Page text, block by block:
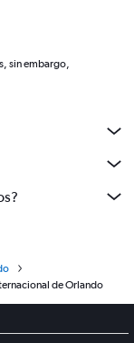
sin embargo,
de Orlando